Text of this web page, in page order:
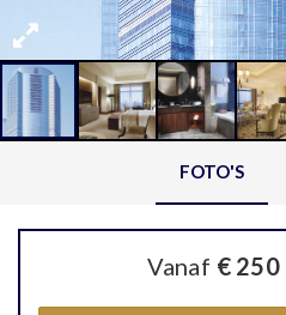
FOTO'S
Vanaf € 250